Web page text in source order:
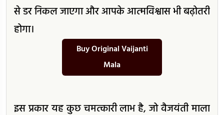
से डर निकल जाएगा और आपके आत्मविश्वास भी बढ़ोतरी
होगा।
Buy Original Vaijanti
Mala
इस प्रकार यह कुछ चमत्कारी लाभ है, जो वैजयंती माला